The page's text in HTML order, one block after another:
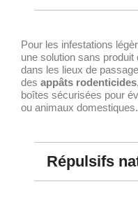
Pour les infestations
une solution sans
dans les lieux de
des appâts rodenticides
boîtes sécurisées pour
ou animaux domestiques.
Répulsifs